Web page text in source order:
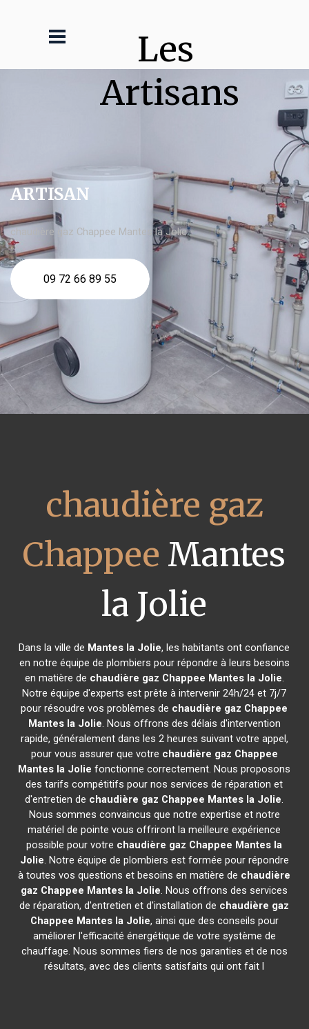
Les
Artisans
ARTISAN
chaudière gaz Chappee Mantes la Jolie
09 72 66 89 55
chaudière gaz
Chappee Mantes
la Jolie
Dans la ville de Mantes la Jolie, les habitants ont confiance
en notre équipe de plombiers pour répondre à leurs besoins
en matière de chaudière gaz Chappee Mantes la Jolie.
Notre équipe d'experts est prête à intervenir 24h/24 et 7j/7
pour résoudre vos problèmes de chaudière gaz Chappee
Mantes la Jolie. Nous offrons des délais d'intervention
rapide, généralement dans les 2 heures suivant votre appel,
pour vous assurer que votre chaudière gaz Chappee
Mantes la Jolie fonctionne correctement. Nous proposons
des tarifs compétitifs pour nos services de réparation et
d'entretien de chaudière gaz Chappee Mantes la Jolie.
Nous sommes convaincus que notre expertise et notre
matériel de pointe vous offriront la meilleure expérience
possible pour votre chaudière gaz Chappee Mantes la
Jolie. Notre équipe de plombiers est formée pour répondre
à toutes vos questions et besoins en matière de chaudière
gaz Chappee Mantes la Jolie. Nous offrons des services
de réparation, d'entretien et d'installation de chaudière gaz
Chappee Mantes la Jolie, ainsi que des conseils pour
améliorer l'efficacité énergétique de votre système de
chauffage. Nous sommes fiers de nos garanties et de nos
résultats, avec des clients satisfaits qui ont fait l